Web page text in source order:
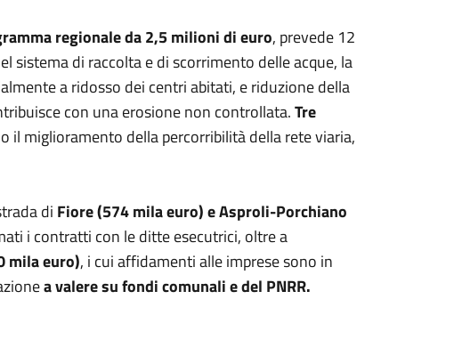
regionale da 2,5 milioni di euro, prevede 12
sistema di raccolta e di scorrimento delle acque, la
a ridosso dei centri abitati, e riduzione della
con una erosione non controllata.Tre
il miglioramento della percorribilità della rete viaria,
di Fiore (574 mila euro) e Asproli-Porchiano
i contratti con le ditte esecutrici, oltre a
mila euro), i cui affidamenti alle imprese sono in
a valere su fondi comunali e del PNRR.